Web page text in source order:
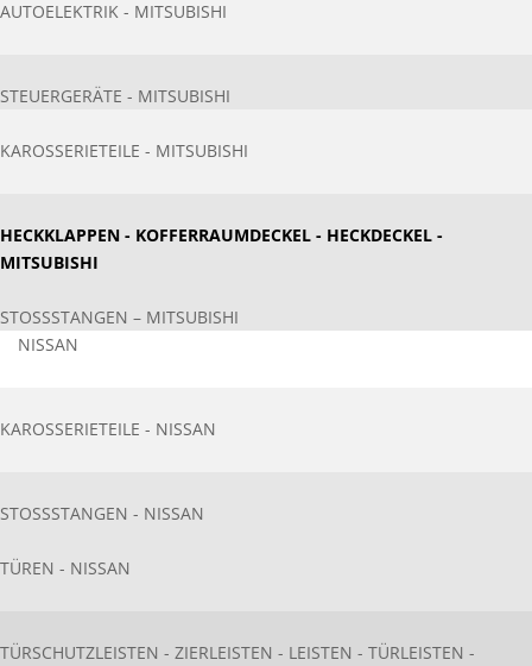
AUTOELEKTRIK - MITSUBISHI
STEUERGERÄTE - MITSUBISHI
KAROSSERIETEILE - MITSUBISHI
HECKKLAPPEN - KOFFERRAUMDECKEL - HECKDECKEL -
MITSUBISHI
STOSSSTANGEN – MITSUBISHI
NISSAN
KAROSSERIETEIL​E - NISSAN
STOSSSTANGEN - NISSAN
TÜREN - NISSAN
TÜRSCHUTZLEISTEN - ZIERLEISTEN - LEISTEN - TÜRLEISTEN -